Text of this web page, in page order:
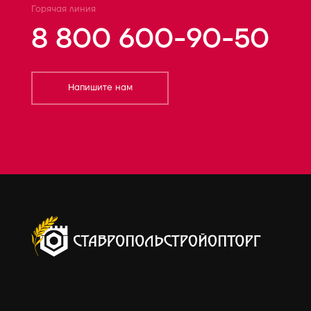
Горячая линия
8 800 600-90-50
Напишите нам